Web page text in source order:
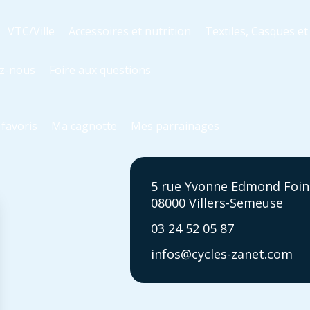
VTC/Ville Accessoires et nutrition Textiles, Casques
nous Foire aux questions
Ma cagnotte Mes parrainages
5 rue Yvonne Edmond
08000 Villers-Semeuse
03 24 52 05 87
infos@cycles-zanet.com